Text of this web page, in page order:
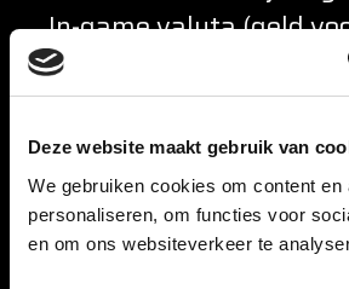
Deze website maakt gebruik van
We gebruiken cookies om content en
personaliseren, om functies voor
en om ons websiteverkeer te
In-game valuta (geld
games, zoals
Warcraft en FIFA). “